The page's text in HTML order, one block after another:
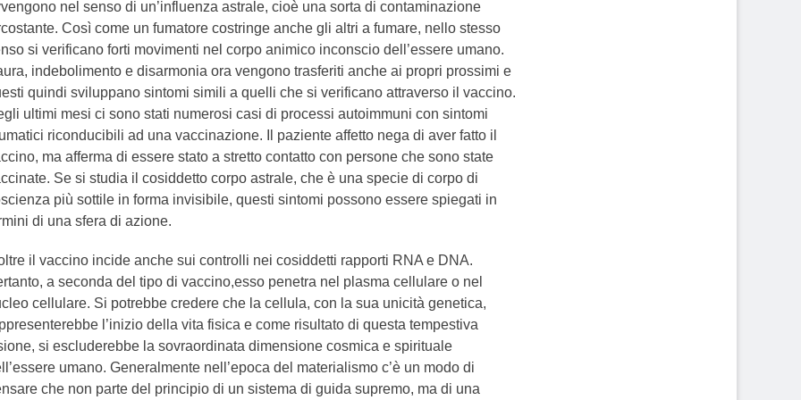
nel senso di un’influenza astrale, cioè una sorta di contaminazione
Così come un fumatore costringe anche gli altri a fumare, nello stesso
si verificano forti movimenti nel corpo animico inconscio dell’essere umano.
indebolimento e disarmonia ora vengono trasferiti anche ai propri prossimi e
quindi sviluppano sintomi simili a quelli che si verificano attraverso il vaccino.
ultimi mesi ci sono stati numerosi casi di processi autoimmuni con sintomi
riconducibili ad una vaccinazione. Il paziente affetto nega di aver fatto il
ma afferma di essere stato a stretto contatto con persone che sono state
Se si studia il cosiddetto corpo astrale, che è una specie di corpo di
più sottile in forma invisibile, questi sintomi possono essere spiegati in
di una sfera di azione.
il vaccino incide anche sui controlli nei cosiddetti rapporti RNA e DNA.
a seconda del tipo di vaccino,esso penetra nel plasma cellulare o nel
cellulare. Si potrebbe credere che la cellula, con la sua unicità genetica,
l’inizio della vita fisica e come risultato di questa tempestiva
si escluderebbe la sovraordinata dimensione cosmica e spirituale
umano. Generalmente nell’epoca del materialismo c’è un modo di
che non parte del principio di un sistema di guida supremo, ma di una